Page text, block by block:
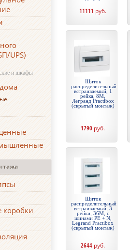
UPS)
и шкафы
11111 руб.
Щиток
распределительный
встраиваемый, 1
рейка, 8М,
Легранд Practibox
(скрытый монтаж)
1790 руб.
Щиток
распределительный
встраиваемый, 3
рейки, 36М, с
шинами PE + N,
Legrand Practibox
(скрытый монтаж)
2644 руб.